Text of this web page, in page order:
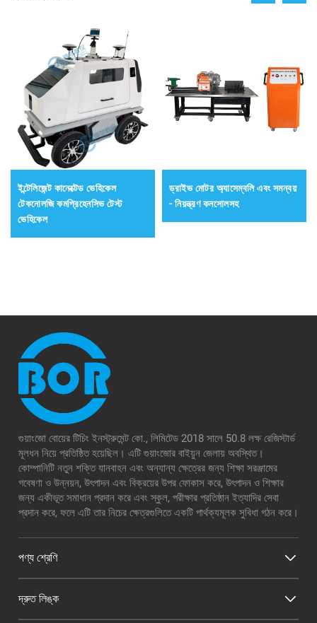
ইন্টেলিজেন্ট কানেক্টেড ভেহিকেল
টেকনোলজি কমপ্রিহেনসিভ টেস্ট
ভেহিকেল
ড্রাইভ মোটর অ্যাসেম্বলি এবং সমন্বয়
- নিয়ন্ত্রণ কনসোলসহ
গুয়াংজো বোয়ের টিচিং ইনস্ট্রুমেন্ট কো., লিমিটেড 2018 সালে 50.8 লক্ষ রেজিস্টার্ড
মূলধন নিয়ে প্রতিষ্ঠিত হয়েছিল। এটি গুয়াংজোর বাইয়ুন জেলায় অবস্থিত।
কোম্পানিটি নতুন শক্তি যানবাহন এবং অন্যান্য ক্ষেত্রের জন্য শিক্ষা সরঞ্জামের
গবেষণা ও উন্নয়ন, উৎপাদন এবং বিক্রয়ের উপর ফোকাস করে, উৎপাদন ও শিক্ষার
জন্য একীভূত সমাধান প্রদান করে এবং স্কুল, পরীক্ষার প্রতিষ্ঠান ইত্যাদির সেবা
প্রদান করে, ফলে এটি তার নিচের ক্ষেত্রগুলিতে একটি পার্থক্যমূলক সুবিধা গঠন করে।
পণ্য শ্রেণি
দ্রুত লিঙ্ক